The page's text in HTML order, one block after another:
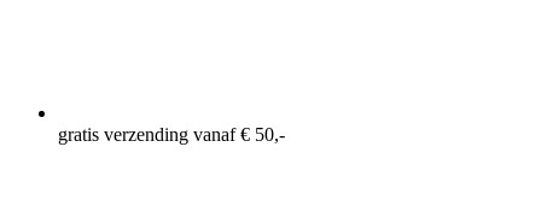
gratis verzending vanaf € 50,-